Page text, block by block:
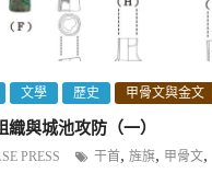
文學 歷史 甲骨文與金文
與城池攻防（一）
PRESS 干首, 旌旗, 甲骨文,